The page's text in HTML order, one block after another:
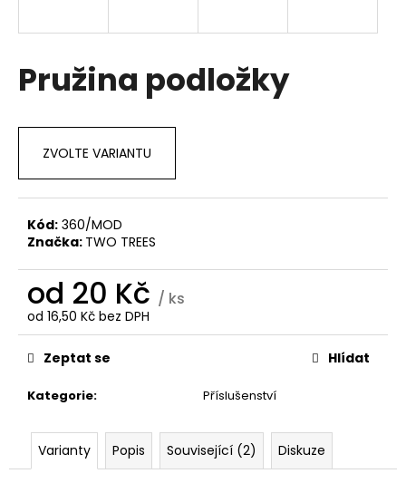
Pružina podložky
ZVOLTE VARIANTU
Kód: 360/MOD
Značka: TWO TREES
od 20 Kč / ks
od 16,50 Kč bez DPH
Měrná
cena:
Kategorie: Příslušenství
Zeptat se Hlídat
Varianty Popis Související (2) Diskuze
í
t
D
o
p
o
u
e